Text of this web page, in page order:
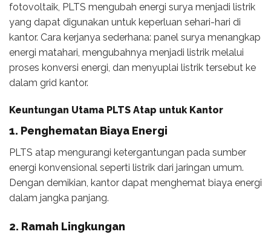
fotovoltaik, PLTS mengubah energi surya menjadi listrik
yang dapat digunakan untuk keperluan sehari-hari di
kantor. Cara kerjanya sederhana: panel surya menangkap
energi matahari, mengubahnya menjadi listrik melalui
proses konversi energi, dan menyuplai listrik tersebut ke
dalam grid kantor.
Keuntungan Utama PLTS Atap untuk Kantor
1. Penghematan Biaya Energi
PLTS atap mengurangi ketergantungan pada sumber
energi konvensional seperti listrik dari jaringan umum.
Dengan demikian, kantor dapat menghemat biaya energi
dalam jangka panjang.
2. Ramah Lingkungan